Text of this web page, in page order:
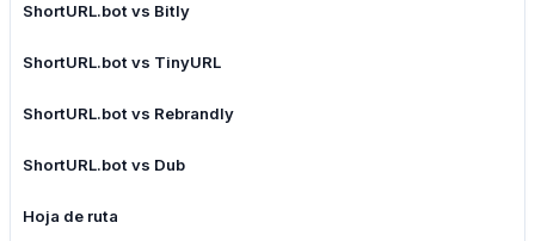
ShortURL.bot vs Bitly
ShortURL.bot vs TinyURL
ShortURL.bot vs Rebrandly
ShortURL.bot vs Dub
Hoja de ruta